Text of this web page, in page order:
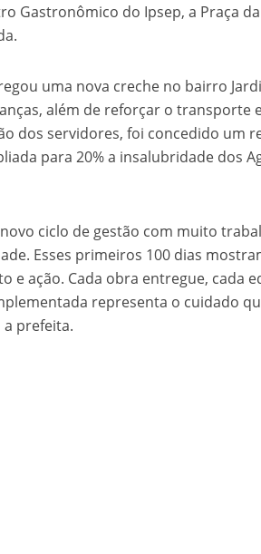
Gastronômico do Ipsep, a Praça da
uma nova creche no bairro
além de reforçar o transporte
dos servidores, foi concedido um
para 20% a insalubridade dos
ciclo de gestão com muito
Esses primeiros 100 dias
e ação. Cada obra entregue, cada
representa o cuidado
a prefeita.